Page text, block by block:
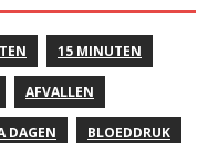
15 MINUTEN
AFVALLEN
DAGEN BLOEDDRUK